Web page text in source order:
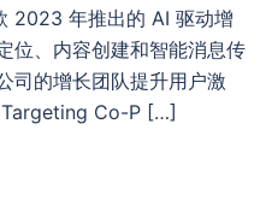
2023 年推出的 AI 驱动增
位、内容创建和智能消息传
司的增长团队提升用户激
Targeting Co-P […]